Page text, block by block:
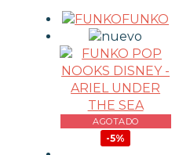
WARHAMMER
CARTAS TCG
MERCHANDISING
FUNKO
AGOTADO
-5%